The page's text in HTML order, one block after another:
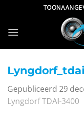
inhoud
Gepubliceerd 29
Lyngdorf TDAI-3400